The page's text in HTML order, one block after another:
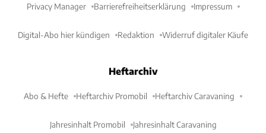
Privacy Manager Barrierefreiheitserklärung Impressum
Digital-Abo hier kündigen Redaktion Widerruf digitaler Käufe
Heftarchiv
Abo & Hefte Heftarchiv Promobil Heftarchiv Caravaning
Jahresinhalt Promobil Jahresinhalt Caravaning